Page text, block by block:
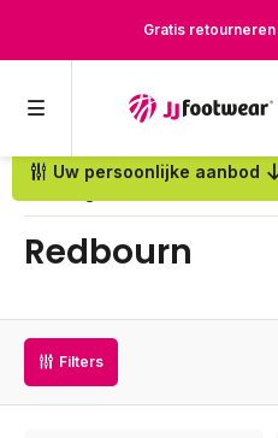
Gratis retourneren
Uw persoonlijke aanbod
Redbourn
Filters